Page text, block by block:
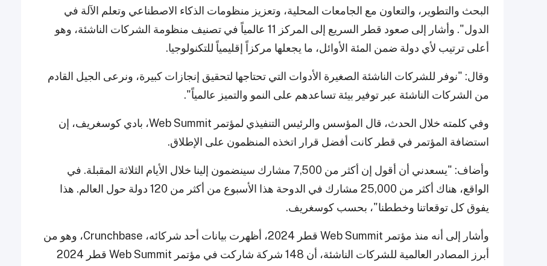
البحث والتطوير، والتعاون مع الجامعات المحلية، وتعزيز منظومات الذكاء الاصطناعي وتعلم الآلة في
الدول". وأشار إلى صعود قطر السريع إلى المركز 11 عالمياً في تصنيف منظومة الشركات الناشئة، وهو
أعلى ترتيب لأي دولة ضمن المئة الأوائل، ما يجعلها مركزاً إقليمياً للتكنولوجيا.
وقال: "نوفر للشركات الناشئة الصغيرة الأدوات التي تحتاجها لتحقيق إنجازات كبيرة، ونرعى الجيل القادم
من الشركات الناشئة عبر توفير بيئة تساعدهم على النمو والتميز عالمياً".
وفي كلمته خلال الحدث، قال المؤسس والرئيس التنفيذي لمؤتمر Web Summit، بادي كوسغريف، إن
استضافة المؤتمر في قطر كانت أفضل قرار اتخذه المنظمون على الإطلاق.
وأضاف: "يسعدني أن أقول إن أكثر من 7,500 مشارك سينضمون إلينا خلال الأيام الثلاثة المقبلة. في
الواقع، هناك أكثر من 25,000 مشارك في الدوحة هذا الأسبوع من أكثر من 120 دولة حول العالم. هذا
يفوق كل توقعاتنا وخططنا"، بحسب كوسغريف.
وأشار إلى أنه منذ مؤتمر Web Summit قطر 2024، أظهرت بيانات أحد شركائه، Crunchbase، وهو من
أبرز المصادر العالمية للشركات الناشئة، أن 148 شركة شاركت في مؤتمر Web Summit قطر 2024